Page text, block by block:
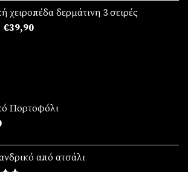
χειροπέδα δερμάτινη 3 σειρές
Original
€39,90Η
Πορτοφόλι
από ατσάλι